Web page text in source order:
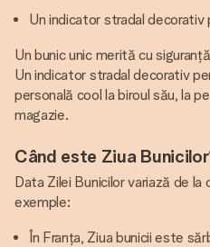
Un indicator stradal decorativ
Un bunic unic merită cu
Un indicator stradal decorativ
personală cool la biroul său, la
magazie.
Când este Ziua
Data Zilei Bunicilor variază de
exemple:
În Franța, Ziua bunicii este